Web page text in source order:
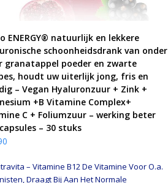
KOOP PRODUCT
ENERGY® natuurlijk en lekkere
schoonheidsdrank van onder
granatappel poeder en zwarte
houdt uw uiterlijk jong, fris en
– Vegan Hyaluronzuur + Zink +
+B Vitamine Complex+
C + Foliumzuur – werking beter
– 30 stuks